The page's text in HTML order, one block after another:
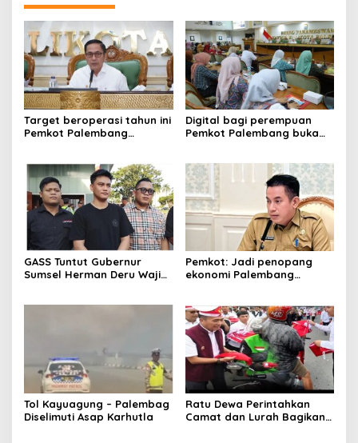
Target beroperasi tahun ini
Pemkot Palembang
Digital bagi perempuan
Pemkot Palembang buka
GASS Tuntut Gubernur
Sumsel Herman Deru Wajib
Pemkot: Jadi penopang
ekonomi Palembang
Tol Kayuagung – Palembag
Diselimuti Asap Karhutla
Ratu Dewa Perintahkan
Camat dan Lurah Bagikan